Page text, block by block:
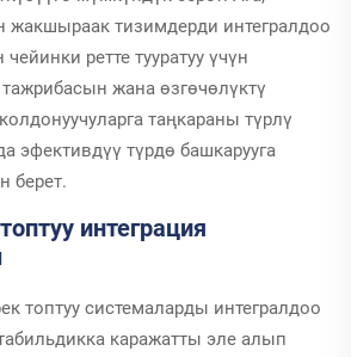
жакшыраак тизимдерди интегралдоо
чейинки ретте тууратуу үчүн
жана өзгөчөлүктү
таңкараны түрлү
эфективдүү түрдө башкарууга
берет.
интеграция
топтуу системаларды интегралдоо
каражатты эле алып